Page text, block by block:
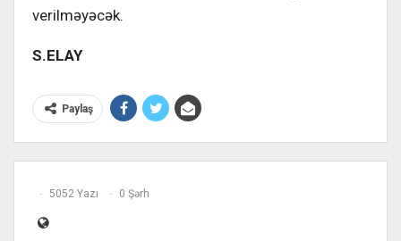
verilməyəcək.
S.ELAY
Paylaş
5052 Yazı 0 Şərh